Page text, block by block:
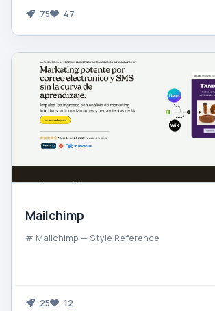
75 47
Mailchimp
# Mailchimp — Style Reference
25 12